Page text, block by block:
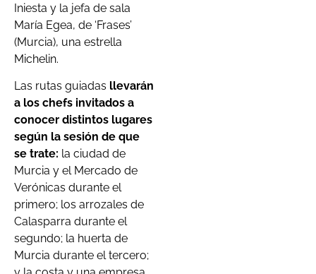
Iniesta y la jefa de sala
María Egea, de ‘Frases’
(Murcia), una estrella
Michelin.
Las rutas guiadas llevarán
a los chefs invitados a
conocer distintos lugares
según la sesión de que
se trate: la ciudad de
Murcia y el Mercado de
Verónicas durante el
primero; los arrozales de
Calasparra durante el
segundo; la huerta de
Murcia durante el tercero;